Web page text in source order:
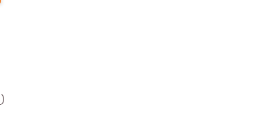
）